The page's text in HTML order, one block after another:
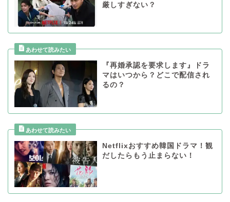
厳しすぎない？
『再婚承認を要求します』ドラ
マはいつから？どこで配信され
るの？
Netflixおすすめ韓国ドラマ！観
だしたらもう止まらない！